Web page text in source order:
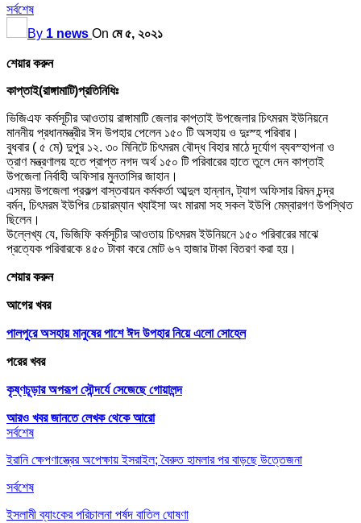
সর্বশেষ
By 1 news On মে ৫, ২০২১
শেয়ার করুন
কাপ্তাই(রাঙ্গামাটি)প্রতিনিধিঃ
ভিজিএফ কর্মসূচীর আওতায় রাঙ্গামাটি জেলার কাপ্তাই উপজেলার চিৎমরম ইউনিয়নে
মাননীয় প্রধানমন্ত্রীর ঈদ উপহার পেলেন ১৫০ টি অসহায় ও দুঃস্হ পরিবার।
বুধবার ( ৫ মে) দুপুর ১২. ৩০ মিনিটে চিৎমরম বৌদ্ধ বিহার মাঠে দূর্যোগ ব্যবস্হাপনা ও
ত্রাণ মন্ত্রণালয় হতে প্রাপ্ত নগদ অর্থ ১৫০ টি পরিবারের হাতে তুলে দেন কাপ্তাই
উপজেলা নির্বাহী অফিসার মুনতাসির জাহান।
এসময় উপজেলা প্রকল্প বাস্তবায়ন কর্মকর্তা আব্দুল হান্নান, ট্যাগ অফিসার রিমন চন্দ্র
বর্মন, চিৎমরম ইউপির চেয়ারম্যান খ্যাইসা অং মারমা সহ সকল ইউপি মেম্বারগণ উপস্থিত
ছিলেন।
উল্লেখ্য যে, ভিজিফি কর্মসূচীর আওতায় চিৎমরম ইউনিয়নে ১৫০ পরিবারের মাঝে
প্রত্যেক পরিবারকে ৪৫০ টাকা করে মোট ৬৭ হাজার টাকা বিতরণ করা হয়।
শেয়ার করুন
আগের খবর
পালপুরে অসহায় মানুষের পাশে ঈদ উপহার নিয়ে এলো সোহেল
পরের খবর
কৃষ্ণচূড়ার অপরূপ সৌন্দর্যে সেজেছে গোয়ালন্দ
আরও খবর জানতে লেখক থেকে আরো
সর্বশেষ
ইরানি ক্ষেপণাস্ত্রের অপেক্ষায় ইসরাইল; বৈরুত হামলার পর বাড়ছে উত্তেজনা
সর্বশেষ
ইসলামী ব্যাংকের পরিচালনা পর্ষদ বাতিল ঘোষণা